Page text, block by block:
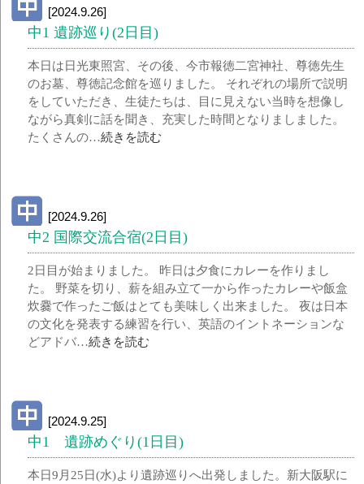
[2024.9.26]
中1 遺跡巡り(2日目)
本日は日光東照宮、その後、今市報徳二宮神社、尊徳先生
のお墓、尊徳記念館を巡りました。 それぞれの場所で説明
をしていただき、生徒たちは、目に見えない当時を想像し
ながら真剣に話を聞き、充実した時間となりましました。
たくさんの…続きを読む
[2024.9.26]
中2 国際交流合宿(2日目)
2日目が始まりました。 昨日は夕食にカレーを作りまし
た。 野菜を切り、薪を組み立て一から作ったカレーや飯盒
炊爨で作ったご飯はとても美味しく出来ました。 夜は日本
の文化を発表する練習を行い、英語のイントネーションな
どアドバ…続きを読む
[2024.9.25]
中1 遺跡めぐり(1日目)
本日9月25日(水)より遺跡巡りへ出発しました。新大阪駅に